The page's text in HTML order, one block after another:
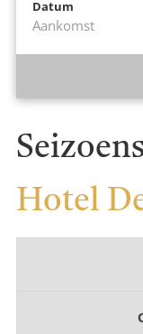
Datum
Aankomst
Hotel